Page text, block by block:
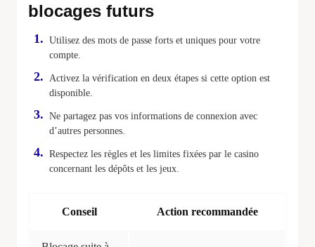
blocages futurs
Utilisez des mots de passe forts et uniques pour votre
compte.
Activez la vérification en deux étapes si cette option est
disponible.
Ne partagez pas vos informations de connexion avec
d’autres personnes.
Respectez les règles et les limites fixées par le casino
concernant les dépôts et les jeux.
Conseil Action recommandée